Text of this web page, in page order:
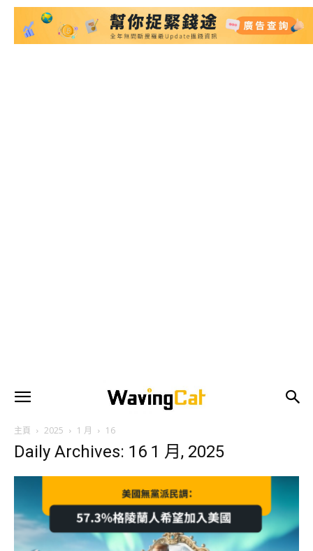
主頁 2025 1 月 16
Daily Archives: 16 1 月, 2025